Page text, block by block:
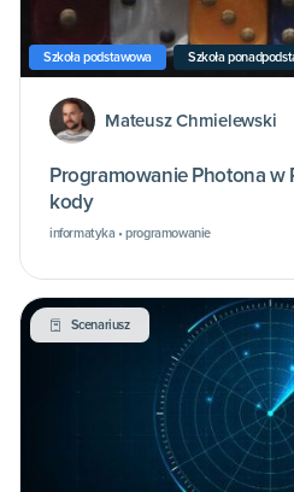
Szkoła podstawowa Szkoła
Mateusz Chmielewski
Programowanie Photona w
kody
informatyka • programowanie
Scenariusz